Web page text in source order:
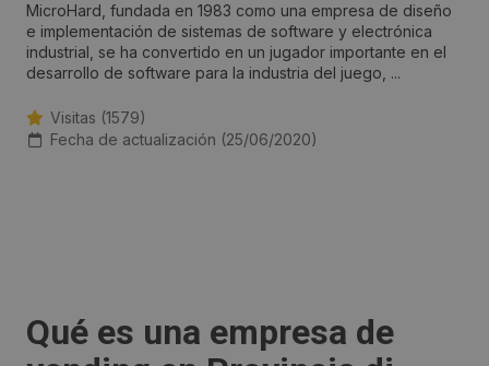
MicroHard, fundada en 1983 como una empresa de diseño
e implementación de sistemas de software y electrónica
industrial, se ha convertido en un jugador importante en el
desarrollo de software para la industria del juego, ...
Visitas (1579)
Fecha de actualización (25/06/2020)
Qué es una empresa de